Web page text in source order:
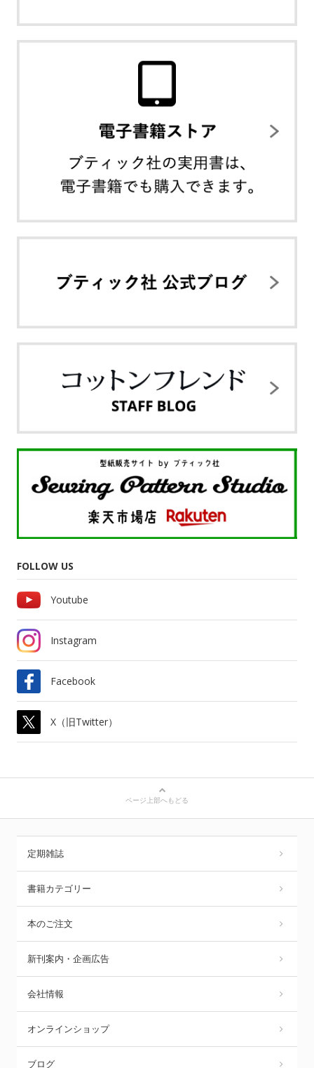
FOLLOW US
Youtube
Instagram
Facebook
X（旧Twitter）
ページ上部へもどる
定期雑誌
書籍カテゴリー
本のご注文
新刊案内・企画広告
会社情報
オンラインショップ
ブログ